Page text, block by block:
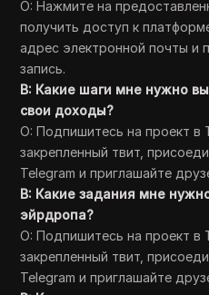
О: Нажмите на
получить доступ к
адрес электронной почты и
запись.
В: Какие шаги мне нужно
свои доходы?
О: Подпишитесь на проект в
закрепленный твит,
Telegram и приглашайте
В: Какие задания мне
эйрдропа?
О: Подпишитесь на проект в
закрепленный твит,
Telegram и приглашайте